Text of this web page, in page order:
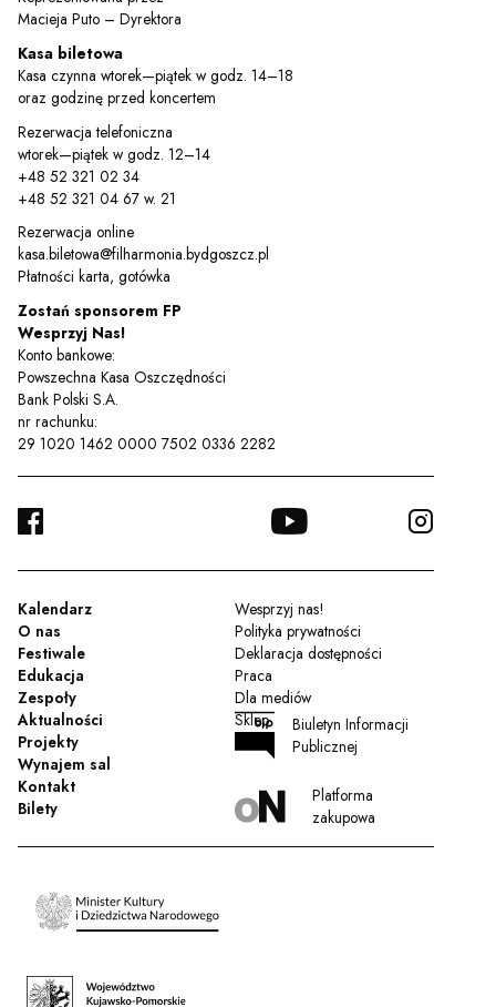
Macieja Puto – Dyrektora
Kasa biletowa
Kasa czynna wtorek—piątek w godz. 14–18
oraz godzinę przed koncertem
Rezerwacja telefoniczna
wtorek—piątek w godz. 12–14
+48 52 321 02 34
+48 52 321 04 67 w. 21
Rezerwacja online
kasa.biletowa@filharmonia.bydgoszcz.pl
Płatności karta, gotówka
Zostań sponsorem FP
Wesprzyj Nas!
Konto bankowe:
Powszechna Kasa Oszczędności
Bank Polski S.A.
nr rachunku:
29 1020 1462 0000 7502 0336 2282
FACEBOOK YOUTUBE
Kalendarz
O nas
Festiwale
Edukacja
Zespoły
Aktualności
Projekty
Wynajem sal
Kontakt
Bilety
Wesprzyj nas!
Polityka prywatności
Deklaracja dostępności
Praca
Dla mediów
Sklep
Biuletyn Informacji
Publicznej
Platforma
zakupowa